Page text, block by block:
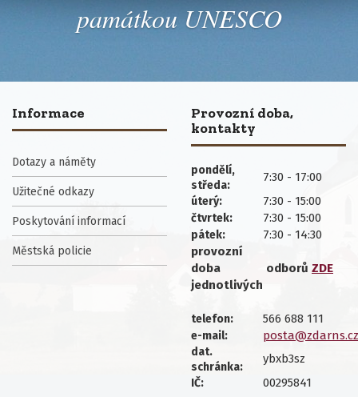
památkou UNESCO
Informace
Dotazy a náměty
Užitečné odkazy
Poskytování informací
Městská policie
Provozní doba,
kontakty
pondělí,
středa:
7:30 - 17:00
úterý: 7:30 - 15:00
čtvrtek: 7:30 - 15:00
pátek:
7:30 - 14:30
provozní
doba
jednotlivých
odborů ZDE
telefon: 566 688 111
e-mail: posta@zdarns.cz
dat.
schránka:
ybxb3sz
IČ: 00295841